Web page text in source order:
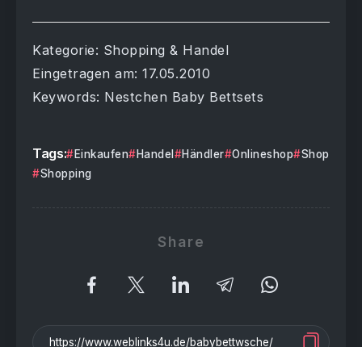
Kategorie: Shopping & Handel
Eingetragen am: 17.05.2010
Keywords: Nestchen Baby Bettsets
Tags: Einkaufen Handel Händler Onlineshop
Shop
Shopping
Share